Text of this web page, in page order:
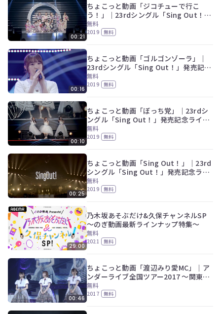
00:21
ちょこっと動画「ジコチューで行こ
う！」｜23rdシングル「Sing Out！」
発売記念ライブ ～選抜ライブ～
無料
2019 無料
00:16
ちょこっと動画「ゴルゴンゾーラ」｜
23rdシングル「Sing Out！」発売記念
ライブ ～選抜ライブ～
無料
2019 無料
00:10
ちょこっと動画「ぼっち党」｜23rdシ
ングル「Sing Out！」発売記念ライブ
～選抜ライブ～
無料
2019 無料
00:25
ちょこっと動画「Sing Out！」｜23rd
シングル「Sing Out！」発売記念ライ
ブ ～選抜ライブ～
無料
2019 無料
29:00
乃木坂あそぶだけ&久保チャンネルSP
～のぎ動画最新ラインナップ特集～
無料
2021 無料
00:46
ちょこっと動画「渡辺みり愛MC」｜ア
ンダーライブ全国ツアー2017 ～関東シ
リーズ 東京公演～(最終日夜公演)
無料
2017 無料